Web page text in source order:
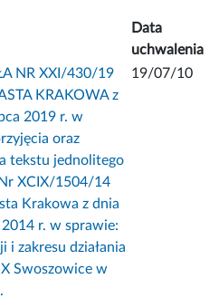
Data
uchwalenia
NR XXI/430/19
KRAKOWA z
2019 r. w
oraz
tekstu jednolitego
XCIX/1504/14
Krakowa z dnia
r. w sprawie:
i zakresu działania
Swoszowice w
19/07/10